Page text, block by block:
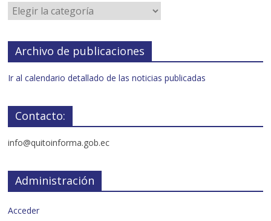
Archivo de publicaciones
Ir al calendario detallado de las noticias publicadas
Contacto:
info@quitoinforma.gob.ec
Administración
Acceder